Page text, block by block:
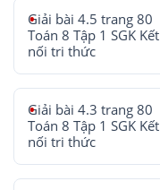
Giải bài 4.5 trang 80
Toán 8 Tập 1 SGK Kết
nối tri thức
Giải bài 4.3 trang 80
Toán 8 Tập 1 SGK Kết
nối tri thức